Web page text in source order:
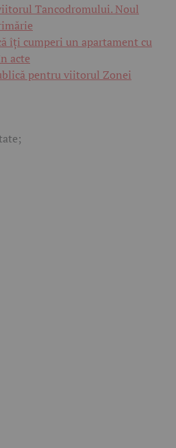
Tancodromului. Noul
îți cumperi un apartament cu
acte
pentru viitorul Zonei